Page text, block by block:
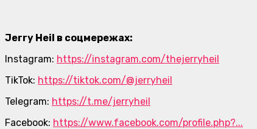
Jerry Heil в соцмережах:
Instagram: https://instagram.com/thejerryheil
TikTok: https://tiktok.com/@jerryheil
Telegram: https://t.me/jerryheil
Facebook: https://www.facebook.com/profile.php?...